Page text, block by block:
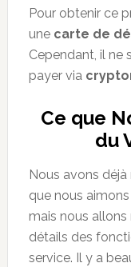
Pour obtenir ce
une carte de
Cependant, il ne
payer via
Ce que
du
Nous avons
que nous
mais nous
détails des
service. Il y a